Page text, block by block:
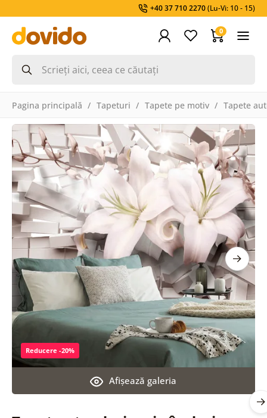
+40 37 710 2270(Lu-Vi: 10 - 15)
0
Pagina principală Tapeturi Tapete pe motiv Tapete
Afişează galeria
Reducere -20%